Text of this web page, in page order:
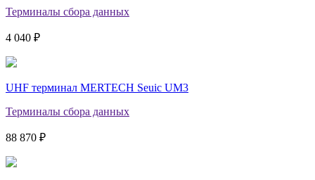
Терминалы сбора данных
4 040 ₽
UHF терминал MERTECH Seuic UM3
Терминалы сбора данных
88 870 ₽